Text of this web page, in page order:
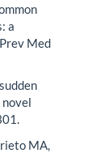
a
Med
MA,